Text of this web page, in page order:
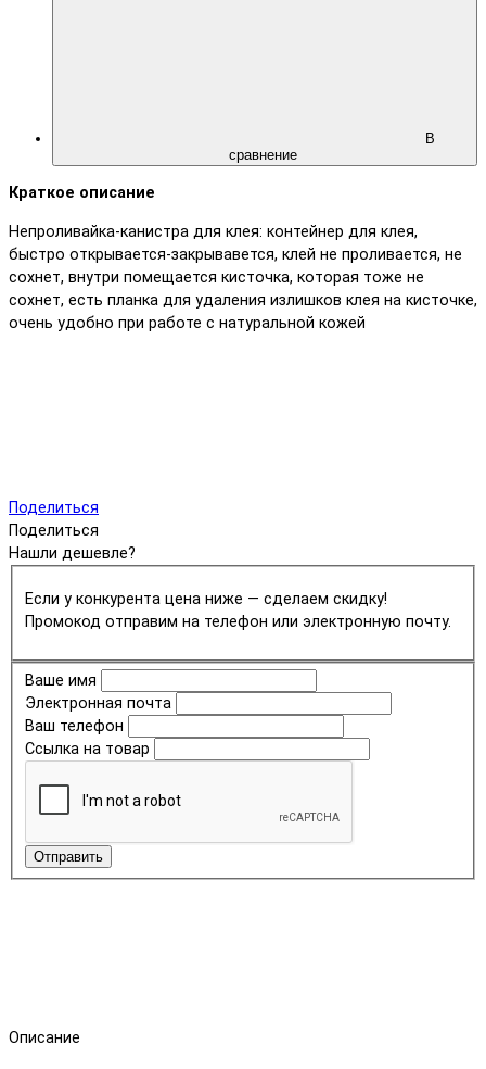
В
сравнение
Краткое описание
Непроливайка-канистра для клея: контейнер для клея,
быстро открывается-закрывавется, клей не проливается, не
сохнет, внутри помещается кисточка, которая тоже не
сохнет, есть планка для удаления излишков клея на кисточке,
очень удобно при работе с натуральной кожей
Поделиться
Поделиться
Нашли дешевле?
Если у конкурента цена ниже — сделаем скидку!
Промокод отправим на телефон или электронную почту.
Ваше имя
Электронная почта
Ваш телефон
Ссылка на товар
Отправить
Описание